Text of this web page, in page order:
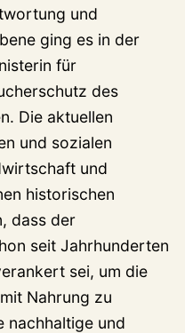
und
ging es in der
für
des
Die aktuellen
und sozialen
und
historischen
dass der
seit Jahrhunderten
sei, um die
Nahrung zu
nachhaltige und